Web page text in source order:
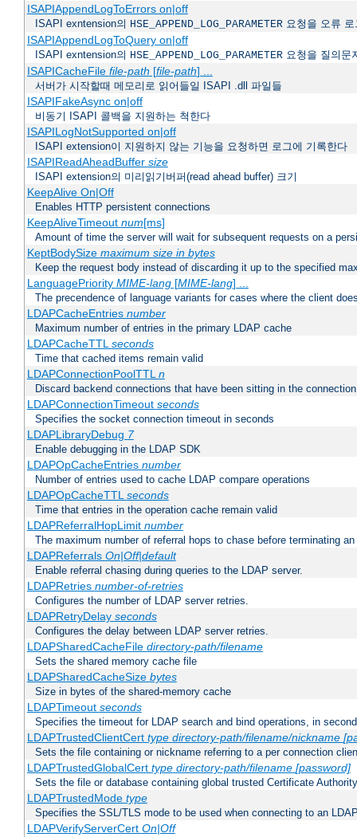
ISAPIAppendLogToErrors on|off
ISAPI exntension의 HSE_APPEND_LOG_PARAMETER 요청을 오류
ISAPIAppendLogToQuery on|off
ISAPI exntension의 HSE_APPEND_LOG_PARAMETER 요청을 질의문
ISAPICacheFile file-path [file-path] ...
서버가 시작할때 메모리로 읽어들일 ISAPI .dll 파일들
ISAPIFakeAsync on|off
비동기 ISAPI 콜백을 지원하는 척한다
ISAPILogNotSupported on|off
ISAPI extension이 지원하지 않는 기능을 요청하면 로그에 기록한다
ISAPIReadAheadBuffer size
ISAPI extension의 미리읽기버퍼(read ahead buffer) 크기
KeepAlive On|Off
Enables HTTP persistent connections
KeepAliveTimeout num[ms]
Amount of time the server will wait for subsequent requests on a
KeptBodySize maximum size in bytes
Keep the request body instead of discarding it up to the specified
LanguagePriority MIME-lang[MIME-lang] ...
The precendence of language variants for cases where the client
LDAPCacheEntries number
Maximum number of entries in the primary LDAP cache
LDAPCacheTTLseconds
Time that cached items remain valid
LDAPConnectionPoolTTLn
Discard backend connections that have been sitting in the
LDAPConnectionTimeout seconds
Specifies the socket connection timeout in seconds
LDAPLibraryDebug 7
Enable debugging in the LDAP SDK
LDAPOpCacheEntries number
Number of entries used to cache LDAP compare operations
LDAPOpCacheTTLseconds
Time that entries in the operation cache remain valid
LDAPReferralHopLimit number
The maximum number of referral hops to chase before terminating
LDAPReferrals On|Off|default
Enable referral chasing during queries to the LDAP server.
LDAPRetries number-of-retries
Configures the number of LDAP server retries.
LDAPRetryDelay seconds
Configures the delay between LDAP server retries.
LDAPSharedCacheFile directory-path/filename
Sets the shared memory cache file
LDAPSharedCacheSize bytes
Size in bytes of the shared-memory cache
LDAPTimeout seconds
Specifies the timeout for LDAP search and bind operations, in
LDAPTrustedClientCert type directory-path/filename/nickname
Sets the file containing or nickname referring to a per connection
LDAPTrustedGlobalCert type directory-path/filename [password]
Sets the file or database containing global trusted Certificate
LDAPTrustedMode type
Specifies the SSL/TLS mode to be used when connecting to an
LDAPVerifyServerCert On|Off